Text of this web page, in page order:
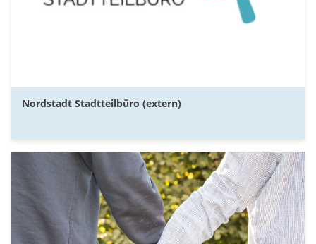
Nordstadt Stadtteilbüro (extern)